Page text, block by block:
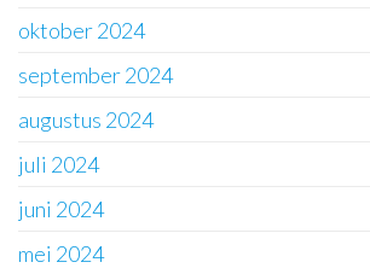
oktober 2024
september 2024
augustus 2024
juli 2024
juni 2024
mei 2024